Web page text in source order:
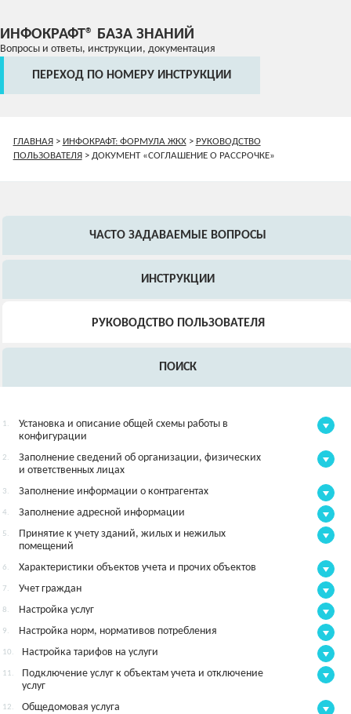
ИНФОКРАФТ® БАЗА ЗНАНИЙ
Вопросы и ответы, инструкции, документация
ПЕРЕХОД ПО НОМЕРУ ИНСТРУКЦИИ
ГЛАВНАЯ> ИНФОКРАФТ: ФОРМУЛА ЖКХ> РУКОВОДСТВО
ПОЛЬЗОВАТЕЛЯ> ДОКУМЕНТ «СОГЛАШЕНИЕ О РАССРОЧКЕ»
ЧАСТО ЗАДАВАЕМЫЕ ВОПРОСЫ
ИНСТРУКЦИИ
РУКОВОДСТВО ПОЛЬЗОВАТЕЛЯ
ПОИСК
1.
Установка и описание общей схемы работы в
конфигурации
2.
Заполнение сведений об организации, физических
и ответственных лицах
3. Заполнение информации о контрагентах
4. Заполнение адресной информации
5.
Принятие к учету зданий, жилых и нежилых
помещений
6. Характеристики объектов учета и прочих объектов
7. Учет граждан
8. Настройка услуг
9. Настройка норм, нормативов потребления
10. Настройка тарифов на услуги
11.
Подключение услуг к объектам учета и отключение
услуг
12. Общедомовая услуга